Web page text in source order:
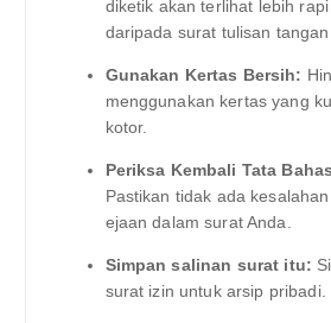
diketik akan terlihat lebih
daripada surat tulisan tangan.
Gunakan Kertas Bersih:
menggunakan kertas yang
kotor.
Periksa Kembali Tata
Pastikan tidak ada
ejaan dalam surat Anda.
Simpan salinan surat itu:
surat izin untuk arsip pribadi.